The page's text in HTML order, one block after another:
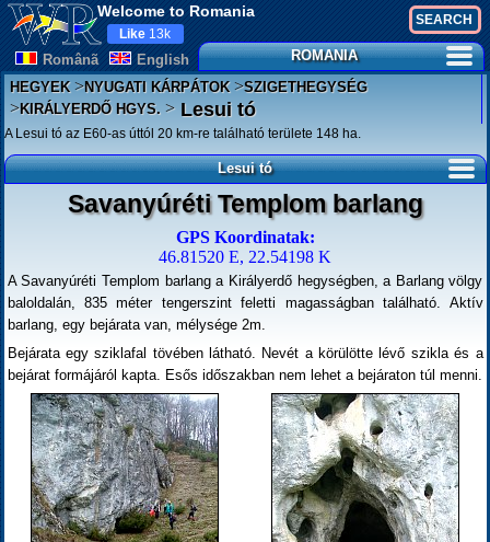
Welcome to Romania
Românã English
Like 13k
ROMANIA
HEGYEK>NYUGATI KÁRPÁTOK>SZIGETHEGYSÉG
>KIRÁLYERDŐ HGYS. >Lesui tó
A Lesui tó az E60-as úttól 20 km-re található területe 148 ha.
Lesui tó
Savanyúréti Templom barlang
GPS Koordinatak:
46.81520 E, 22.54198 K
A Savanyúréti Templom barlang a Királyerdő hegységben, a Barlang völgy
baloldalán, 835 méter tengerszint feletti magasságban található. Aktív
barlang, egy bejárata van, mélysége 2m.
Bejárata egy sziklafal tövében látható. Nevét a körülötte lévő szikla és a
bejárat formájáról kapta. Esős időszakban nem lehet a bejáraton túl menni.